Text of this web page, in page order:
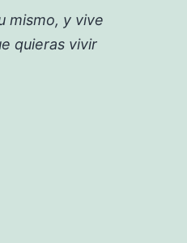
mismo, y vive
quieras vivir